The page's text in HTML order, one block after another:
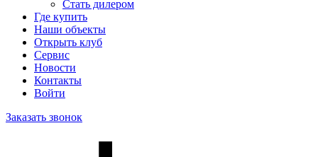
Стать дилером
Где купить
Наши объекты
Открыть клуб
Сервис
Новости
Контакты
Войти
Заказать звонок